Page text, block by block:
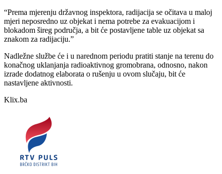
“Prema mjerenju državnog inspektora, radijacija se očitava u maloj
mjeri neposredno uz objekat i nema potrebe za evakuacijom i
blokadom šireg područja, a bit će postavljene table uz objekat sa
znakom za radijaciju.”
Nadležne službe će i u narednom periodu pratiti stanje na terenu do
konačnog uklanjanja radioaktivnog gromobrana, odnosno, nakon
izrade dodatnog elaborata o rušenju u ovom slučaju, bit će
nastavljene aktivnosti.
Klix.ba